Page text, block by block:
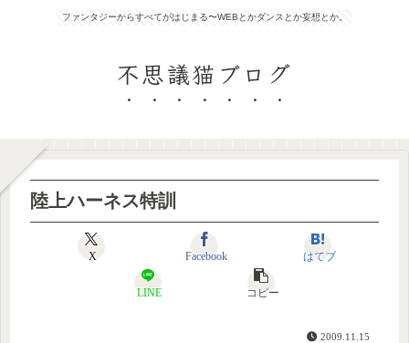
ファンタジーからすべてがはじまる〜WEBとかダンスとか妄想とか。
不思議猫ブログ
陸上ハーネス特訓
X Facebook はてブ
LINE コピー
2009.11.15